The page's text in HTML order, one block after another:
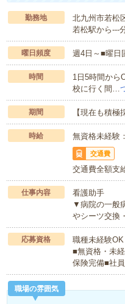
勤務地
北九州市若松
若松駅から---
曜日頻度 週4日～■曜日
時間
1日5時間から
校に行く間…
期間 【現在も積極
時給 無資格未経
交通費
交通費全額支
仕事内容
看護助手
▼病院の一般
やシーツ交換
応募資格
職種未経験
■無資格・未
保険完備■社
職場の雰囲気